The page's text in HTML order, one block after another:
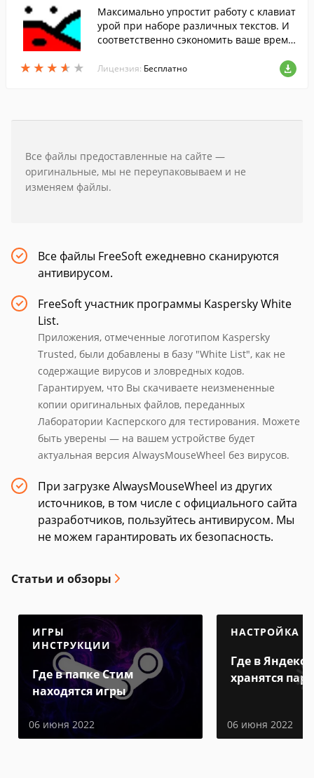
★ ★ ★ ★ ★
★ ★ ★ ★ ★
Максимально упростит работу с клавиат
урой при наборе различных текстов. И
соответственно сэкономить ваше время.
у, тут же выпадает меню со списком сло
Лицензия: Бесплатно
Все файлы предоставленные на сайте —
оригинальные, мы не переупаковываем и не
изменяем файлы.
Все файлы FreeSoft ежедневно сканируются
антивирусом.
FreeSoft участник программы Kaspersky White
List.
Приложения, отмеченные логотипом Kaspersky
Trusted, были добавлены в базу "White List", как не
содержащие вирусов и зловредных кодов.
Гарантируем, что Вы скачиваете неизмененные
копии оригинальных файлов, переданных
Лаборатории Касперского для тестирования. Можете
быть уверены — на вашем устройстве будет
актуальная версия AlwaysMouseWheel без вирусов.
При загрузке AlwaysMouseWheel из других
источников, в том числе с официального сайта
разработчиков, пользуйтесь антивирусом. Мы
не можем гарантировать их безопасность.
Статьи и обзоры
ИГРЫ
ИНСТРУКЦИИ
Где в папке Стим
находятся игры
06 июня 2022
НАСТРОЙКА
Где в Яндекс
хранятся
06 июня 2022